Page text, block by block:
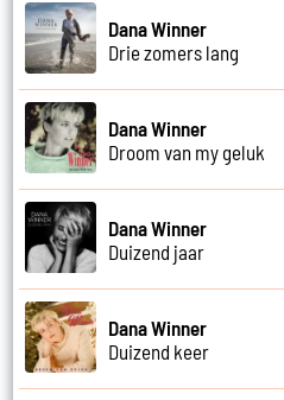
Dana Winner
Drie zomers lang
Dana Winner
Droom van my geluk
Dana Winner
Duizend jaar
Dana Winner
Duizend keer